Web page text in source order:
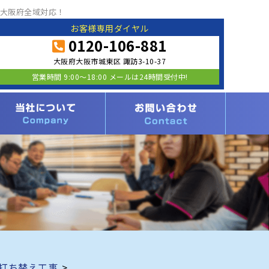
阪府全域対応！
お客様専用ダイヤル
0120-106-881
大阪府大阪市城東区 諏訪3-10-37
営業時間 9:00〜18:00 メールは24時間受付中!